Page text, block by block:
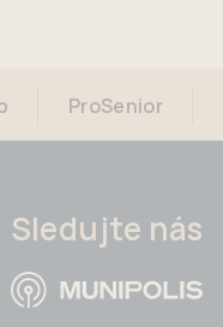
ProSenior
Sledujte nás